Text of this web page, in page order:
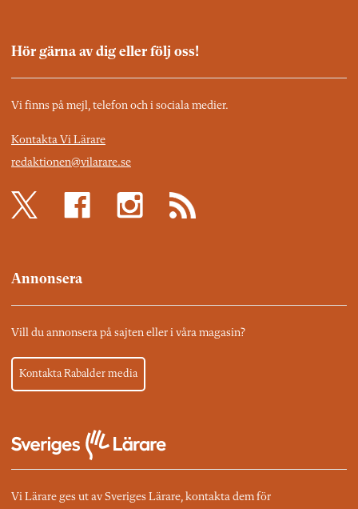
Hör gärna av dig eller följ oss!
Vi finns på mejl, telefon och i sociala medier.
Kontakta Vi Lärare
redaktionen@vilarare.se
Annonsera
Vill du annonsera på sajten eller i våra magasin?
Kontakta Rabalder media
Vi Lärare ges ut av Sveriges Lärare, kontakta dem för